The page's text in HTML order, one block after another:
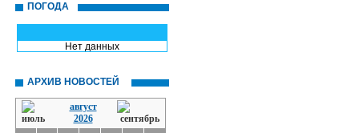
ПОГОДА
Нет данных
АРХИВ НОВОСТЕЙ
август
2026